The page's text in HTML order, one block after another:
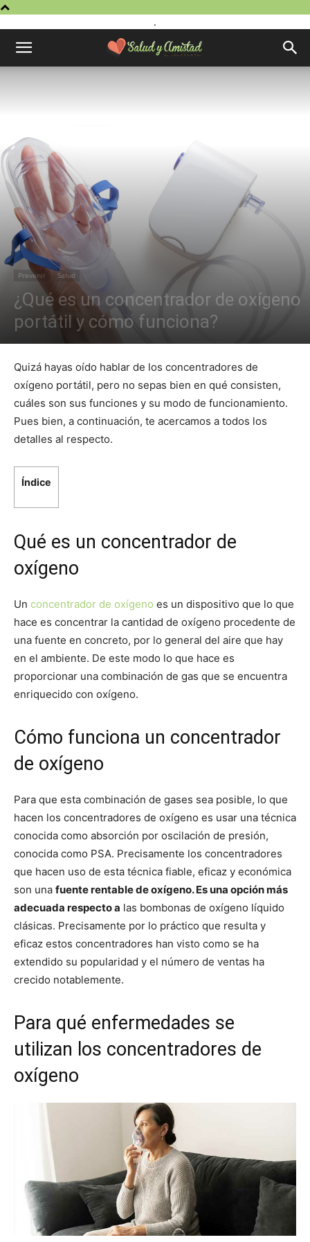
.
Prevenir Salud
¿Qué es un concentrador de oxígeno
portátil y cómo funciona?
Quizá hayas oído hablar de los concentradores de
oxígeno portátil, pero no sepas bien en qué consisten,
cuáles son sus funciones y su modo de funcionamiento.
Pues bien, a continuación, te acercamos a todos los
detalles al respecto.
Índice
Qué es un concentrador de
oxígeno
Un concentrador de oxígeno es un dispositivo que lo que
hace es concentrar la cantidad de oxígeno procedente de
una fuente en concreto, por lo general del aire que hay
en el ambiente. De este modo lo que hace es
proporcionar una combinación de gas que se encuentra
enriquecido con oxígeno.
Cómo funciona un concentrador
de oxígeno
Para que esta combinación de gases sea posible, lo que
hacen los concentradores de oxígeno es usar una técnica
conocida como absorción por oscilación de presión,
conocida como PSA. Precisamente los concentradores
que hacen uso de esta técnica fiable, eficaz y económica
son una fuente rentable de oxígeno. Es una opción más
adecuada respecto a las bombonas de oxígeno líquido
clásicas. Precisamente por lo práctico que resulta y
eficaz estos concentradores han visto como se ha
extendido su popularidad y el número de ventas ha
crecido notablemente.
Para qué enfermedades se
utilizan los concentradores de
oxígeno